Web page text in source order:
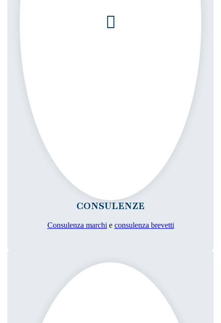
CONSULENZE
Consulenza marchi e consulenza brevetti